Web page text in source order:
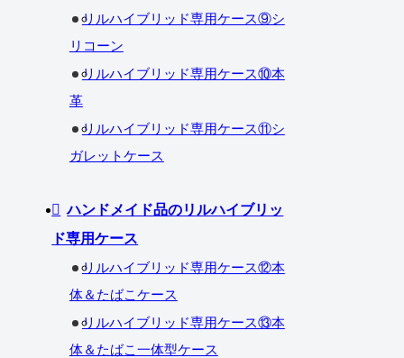
リルハイブリッド専用ケース⑨シ
リコーン
リルハイブリッド専用ケース⑩本
革
リルハイブリッド専用ケース⑪シ
ガレットケース
ハンドメイド品のリルハイブリッ
ド専用ケース
リルハイブリッド専用ケース⑫本
体＆たばこケース
リルハイブリッド専用ケース⑬本
体＆たばこ一体型ケース